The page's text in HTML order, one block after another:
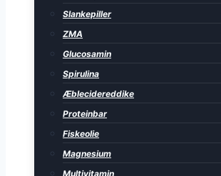
Slankepiller
ZMA
Glucosamin
Spirulina
Æblecidereddike
Proteinbar
Fiskeolie
Magnesium
Multivitamin